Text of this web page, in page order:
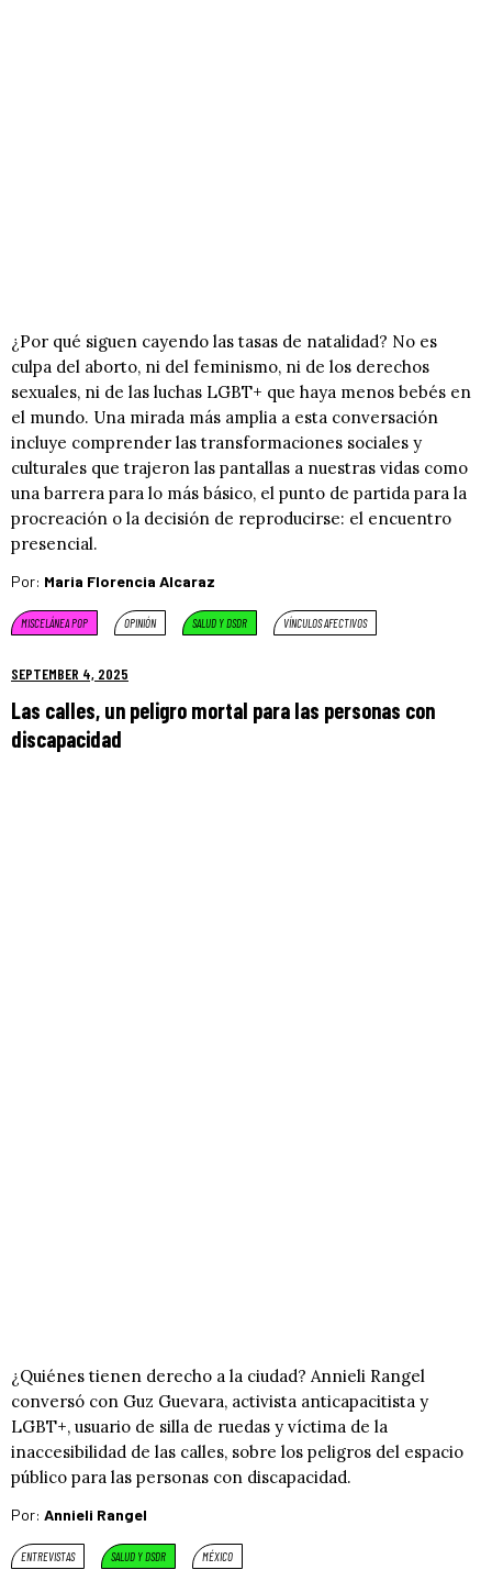
¿Por qué siguen cayendo las tasas de natalidad? No es
culpa del aborto, ni del feminismo, ni de los derechos
sexuales, ni de las luchas LGBT+ que haya menos bebés en
el mundo. Una mirada más amplia a esta conversación
incluye comprender las transformaciones sociales y
culturales que trajeron las pantallas a nuestras vidas como
una barrera para lo más básico, el punto de partida para la
procreación o la decisión de reproducirse: el encuentro
presencial.
Por: Maria Florencia Alcaraz
MISCELÁNEA POP OPINIÓN SALUD Y DSDR VÍNCULOS AFECTIVOS
SEPTEMBER 4, 2025
Las calles, un peligro mortal para las personas con
discapacidad
¿Quiénes tienen derecho a la ciudad? Annieli Rangel
conversó con Guz Guevara, activista anticapacitista y
LGBT+, usuario de silla de ruedas y víctima de la
inaccesibilidad de las calles, sobre los peligros del espacio
público para las personas con discapacidad.
Por: Annieli Rangel
ENTREVISTAS SALUD Y DSDR MÉXICO